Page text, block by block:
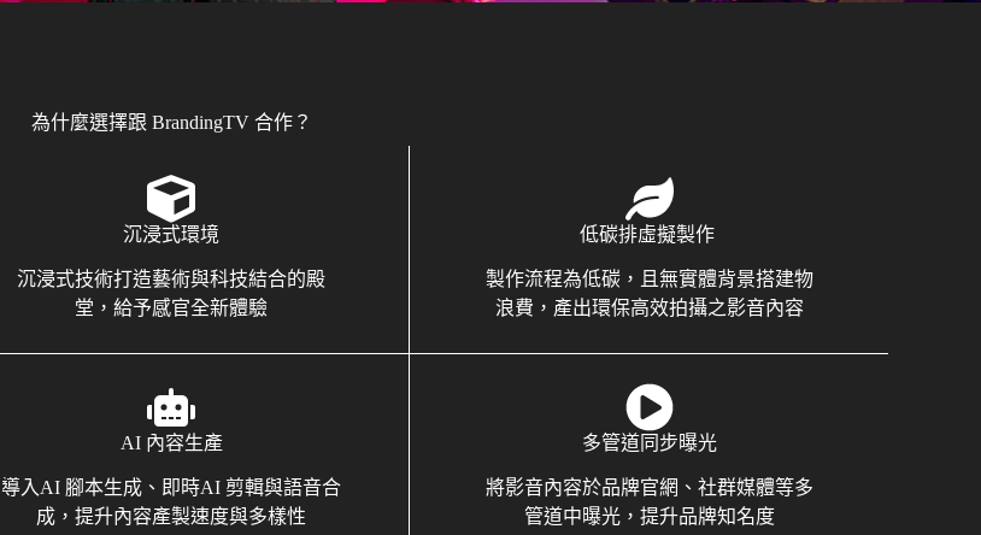
為什麼選擇跟 BrandingTV 合作？
沉浸式環境
沉浸式技術打造藝術與科技結合的殿
堂，給予感官全新體驗
低碳排虛擬製作 ​
製作流程為低碳，且無實體背景搭建物
浪費，產出環保高效拍攝之影音內容
AI 內容生產
導入AI 腳本生成、即時AI 剪輯與語音合
成，提升內容產製速度與多樣性
多管道同步曝光
將影音內容於品牌官網、社群媒體等多
管道中曝光，提升品牌知名度